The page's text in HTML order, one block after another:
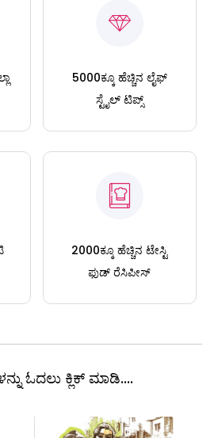
5000ಕ್ಕೂ ಹೆಚ್ಚಿನ ಲೈಫ್
ಸ್ಟೈಲ್ ಟಿಪ್ಸ್
2000ಕ್ಕೂ ಹೆಚ್ಚಿನ ಟೇಸ್ಟಿ
ಫುಡ್ ರೆಸಿಪೀಸ್
ಓದಲು ಕ್ಲಿಕ್ ಮಾಡಿ....